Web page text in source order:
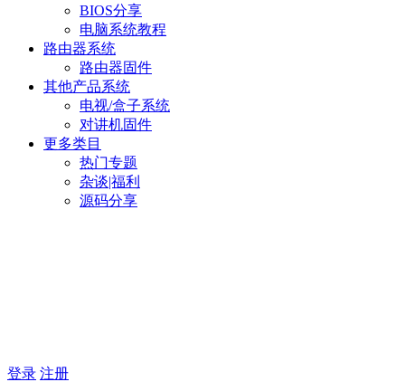
BIOS分享
电脑系统教程
路由器系统
路由器固件
其他产品系统
电视/盒子系统
对讲机固件
更多类目
热门专题
杂谈|福利
源码分享
登录 注册